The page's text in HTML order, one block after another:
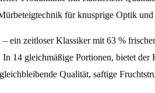
für knusprige Optik und
ein zeitloser Klassiker mit 63 %
14 gleichmäßige Portionen, bietet
Qualität, saftige